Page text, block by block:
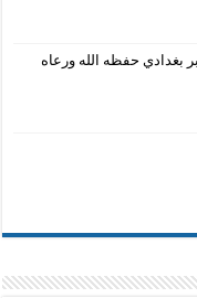
بغدادي حفظه الله ورعاه